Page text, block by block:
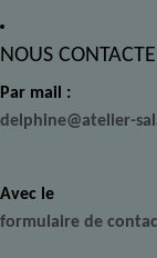
NOUS
Par mail :
delphine@atelier-
Avec le
formulaire de